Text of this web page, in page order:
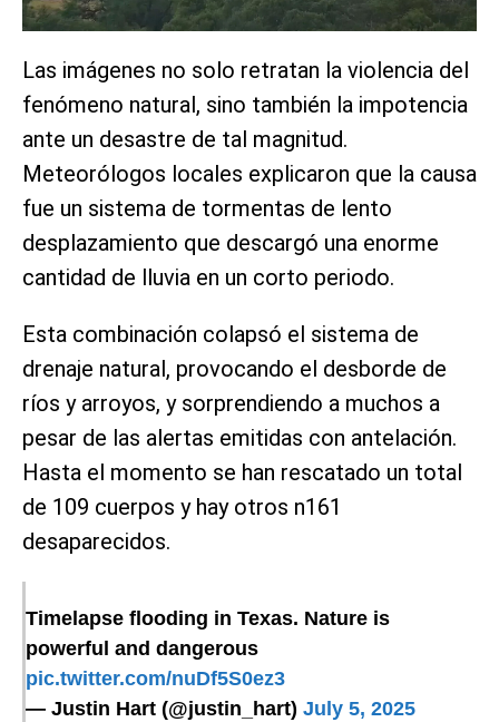
Las imágenes no solo retratan la violencia del
fenómeno natural, sino también la impotencia
ante un desastre de tal magnitud.
Meteorólogos locales explicaron que la causa
fue un sistema de tormentas de lento
desplazamiento que descargó una enorme
cantidad de lluvia en un corto periodo.
Esta combinación colapsó el sistema de
drenaje natural, provocando el desborde de
ríos y arroyos, y sorprendiendo a muchos a
pesar de las alertas emitidas con antelación.
Hasta el momento se han rescatado un total
de 109 cuerpos y hay otros n161
desaparecidos.
Timelapse flooding in Texas. Nature is
powerful and dangerous
pic.twitter.com/nuDf5S0ez3
— Justin Hart (@justin_hart) July 5, 2025